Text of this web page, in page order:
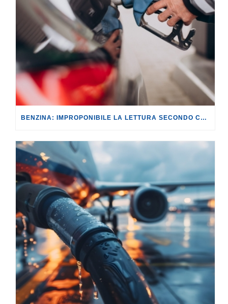
BENZINA: IMPROPONIBILE LA LETTURA SECONDO CUI PROROGARE IL TAGLIO DELLE ACCISE SIGNIFICA TASSARE TUTTI I CITTADINI.